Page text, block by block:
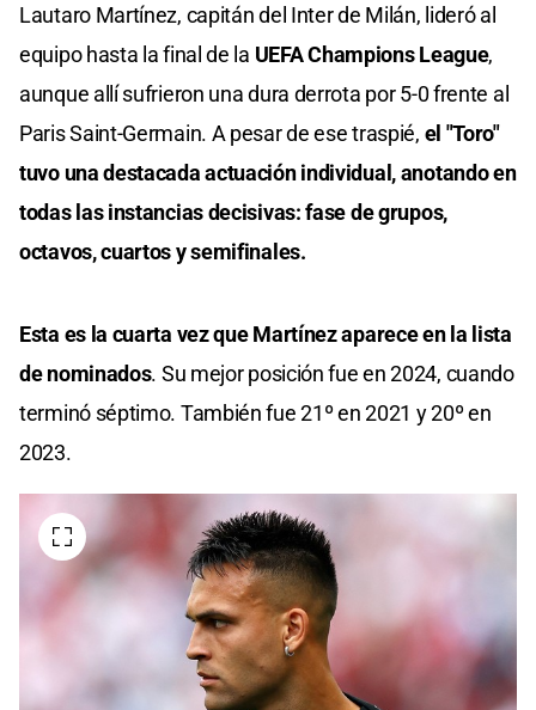
Lautaro Martínez, capitán del Inter de Milán, lideró al
equipo hasta la final de la UEFA Champions League,
aunque allí sufrieron una dura derrota por 5-0 frente al
Paris Saint-Germain. A pesar de ese traspié, el "Toro"
tuvo una destacada actuación individual, anotando en
todas las instancias decisivas: fase de grupos,
octavos, cuartos y semifinales.
Esta es la cuarta vez que Martínez aparece en la lista
de nominados. Su mejor posición fue en 2024, cuando
terminó séptimo. También fue 21º en 2021 y 20º en
2023.